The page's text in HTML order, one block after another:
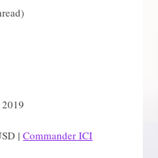
|Commander ICI